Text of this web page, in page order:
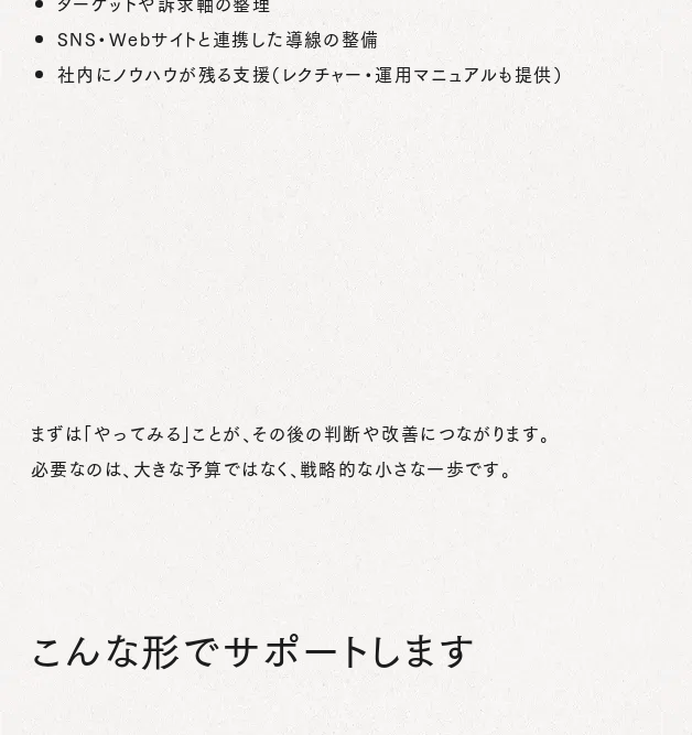
SNS・Webサイトと連携した導線の整備
社内にノウハウが残る支援（レクチャー・運用マニュアルも提供）
まずは「やってみる」ことが、その後の判断や改善につながります。
必要なのは、大きな予算ではなく、戦略的な小さな一歩です。
こんな形でサポートします